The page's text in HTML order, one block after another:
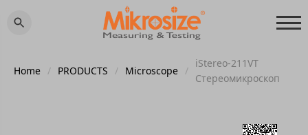
Home / PRODUCTS / Microscope /
iStereo-211VT
Стереомикроскоп